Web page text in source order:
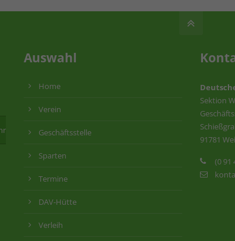
Auswahl
Home
Verein
Geschäftsstelle
Sparten
Termine
DAV-Hütte
Verleih
Sektion
91781
(0 91